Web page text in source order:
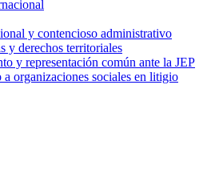
y contencioso administrativo
y derechos territoriales
y representación común ante la JEP
organizaciones sociales en litigio